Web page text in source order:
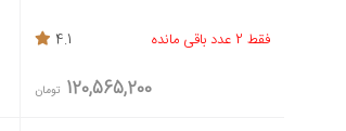
فقط 2 عدد باقی مانده 4.1
120,565,200 تومان